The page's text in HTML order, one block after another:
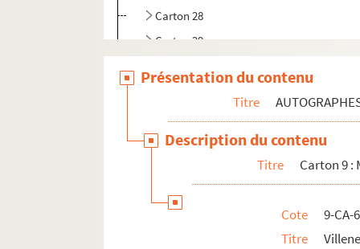
Carton 28
Carton 29
PAPIERS DE LA FAMILLE DE FLAVIGNY
PAPIERS NON PORTÉS AU CATALOGUE
Présentation du contenu
Titre
Description du contenu
Titre Carton 9
Cote
9-CA-
Titre